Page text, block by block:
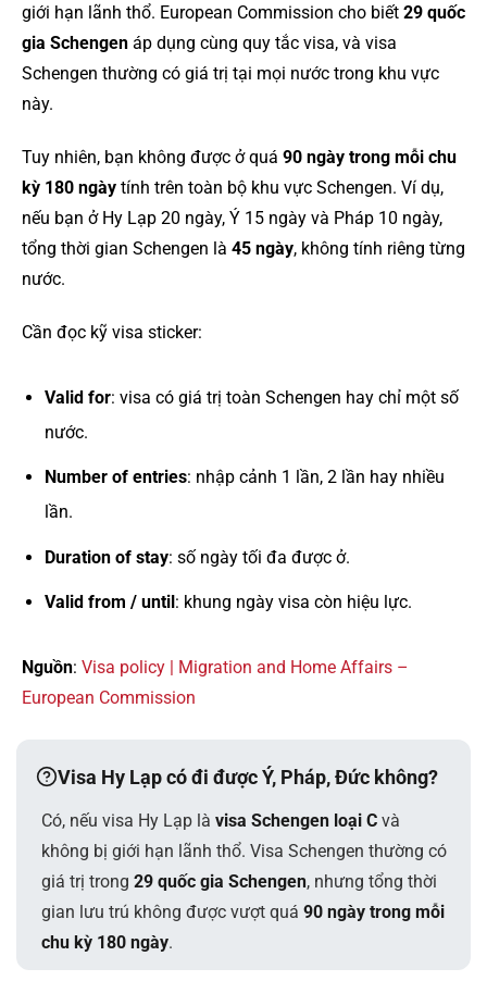
giới hạn lãnh thổ. European Commission cho biết 29 quốc
gia Schengen áp dụng cùng quy tắc visa, và visa
Schengen thường có giá trị tại mọi nước trong khu vực
này.
Tuy nhiên, bạn không được ở quá 90 ngày trong mỗi chu
kỳ 180 ngày tính trên toàn bộ khu vực Schengen. Ví dụ,
nếu bạn ở Hy Lạp 20 ngày, Ý 15 ngày và Pháp 10 ngày,
tổng thời gian Schengen là 45 ngày, không tính riêng từng
nước.
Cần đọc kỹ visa sticker:
Valid for: visa có giá trị toàn Schengen hay chỉ một số
nước.
Number of entries: nhập cảnh 1 lần, 2 lần hay nhiều
lần.
Duration of stay: số ngày tối đa được ở.
Valid from / until : khung ngày visa còn hiệu lực.
Nguồn: Visa policy | Migration and Home Affairs –
European Commission
Visa Hy Lạp có đi được Ý, Pháp, Đức không?
Có, nếu visa Hy Lạp là visa Schengen loại Cvà
không bị giới hạn lãnh thổ. Visa Schengen thường có
giá trị trong 29 quốc gia Schengen, nhưng tổng thời
gian lưu trú không được vượt quá 90 ngày trong mỗi
chu kỳ 180 ngày.